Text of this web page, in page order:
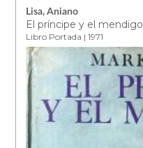
Lisa, Aniano
El príncipe y el mendigo
Libro Portada | 1971